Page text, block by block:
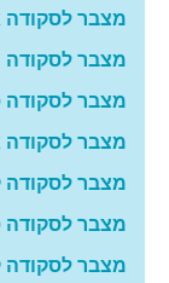
מצבר לסקודה
מצבר לסקודה
מצבר לסקודה
מצבר לסקודה
מצבר לסקודה
מצבר
מצבר לסקודה